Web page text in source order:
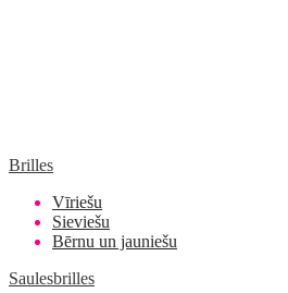
Brilles
Vīriešu
Sieviešu
Bērnu un jauniešu
Saulesbrilles